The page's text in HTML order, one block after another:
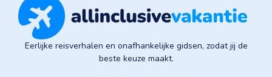
Eerlijke reisverhalen en onafhankelijke gidsen, zodat jij de
beste keuze maakt.